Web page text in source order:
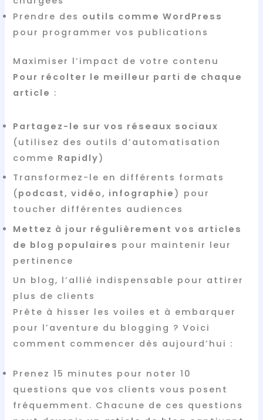
Prendre des outils comme WordPress
pour programmer vos publications
Maximiser l’impact de votre contenu
Pour récolter le meilleur parti de chaque
article :
Partagez-le sur vos réseaux sociaux
(utilisez des outils d’automatisation
comme Rapidly)
Transformez-le en différents formats
( podcast, vidéo, infographie ) pour
toucher différentes audiences
Mettez à jour régulièrement vos articles
de blog populaires pour maintenir leur
pertinence
Un blog, l’allié indispensable pour attirer
plus de clients
Prête à hisser les voiles et à embarquer
pour l’aventure du blogging ? Voici
comment commencer dès aujourd’hui :
Prenez 15 minutes pour noter 10
questions que vos clients vous posent
fréquemment. Chacune de ces questions